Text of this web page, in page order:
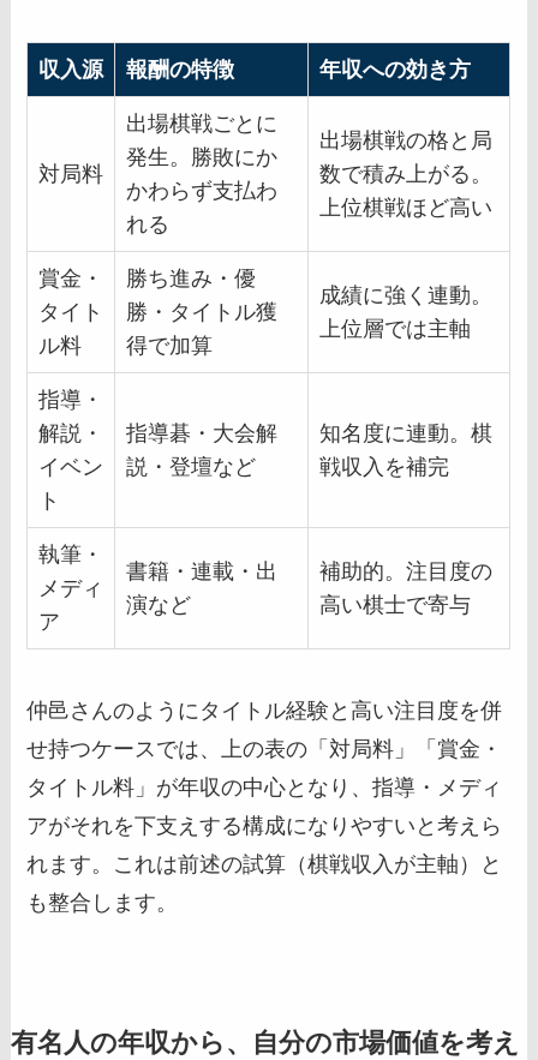
収入源 報酬の特徴 年収への効き方
対局料
出場棋戦ごとに
発生。勝敗にか
かわらず支払わ
れる
出場棋戦の格と局
数で積み上がる。
上位棋戦ほど高い
賞金・
タイト
ル料
勝ち進み・優
勝・タイトル獲
得で加算
成績に強く連動。
上位層では主軸
指導・
解説・
イベン
ト
指導碁・大会解
説・登壇など
知名度に連動。棋
戦収入を補完
執筆・
メディ
ア
書籍・連載・出
演など
補助的。注目度の
高い棋士で寄与
仲邑さんのようにタイトル経験と高い注目度を併
せ持つケースでは、上の表の「対局料」「賞金・
タイトル料」が年収の中心となり、指導・メディ
アがそれを下支えする構成になりやすいと考えら
れます。これは前述の試算（棋戦収入が主軸）と
も整合します。
有名人の年収から、自分の市場価値を考え